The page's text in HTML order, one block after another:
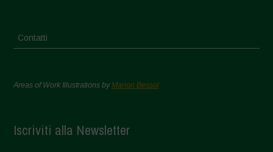
Contatti
Areas of Work Illustrations byMarion Bessol
Iscriviti alla Newsletter